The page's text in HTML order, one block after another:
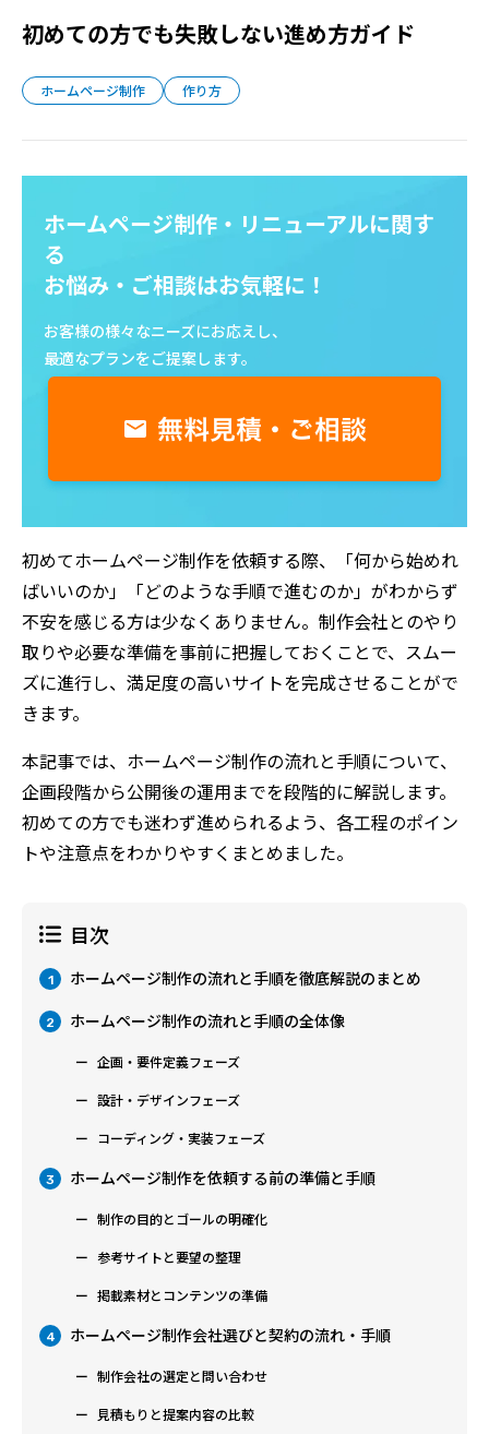
初めての方でも失敗しない進め方ガイド
ホームページ制作 作り方
ホームページ制作・リニューアルに関す
る
お悩み・ご相談はお気軽に！
お客様の様々なニーズにお応えし、
最適なプランをご提案します。
初めてホームページ制作を依頼する際、「何から始めれ
ばいいのか」「どのような手順で進むのか」がわからず
不安を感じる方は少なくありません。制作会社とのやり
取りや必要な準備を事前に把握しておくことで、スムー
ズに進行し、満足度の高いサイトを完成させることがで
きます。
本記事では、ホームページ制作の流れと手順について、
企画段階から公開後の運用までを段階的に解説します。
初めての方でも迷わず進められるよう、各工程のポイン
トや注意点をわかりやすくまとめました。
目次
1 ホームページ制作の流れと手順を徹底解説のまとめ
2 ホームページ制作の流れと手順の全体像
企画・要件定義フェーズ
設計・デザインフェーズ
コーディング・実装フェーズ
3 ホームページ制作を依頼する前の準備と手順
制作の目的とゴールの明確化
参考サイトと要望の整理
掲載素材とコンテンツの準備
4 ホームページ制作会社選びと契約の流れ・手順
制作会社の選定と問い合わせ
見積もりと提案内容の比較